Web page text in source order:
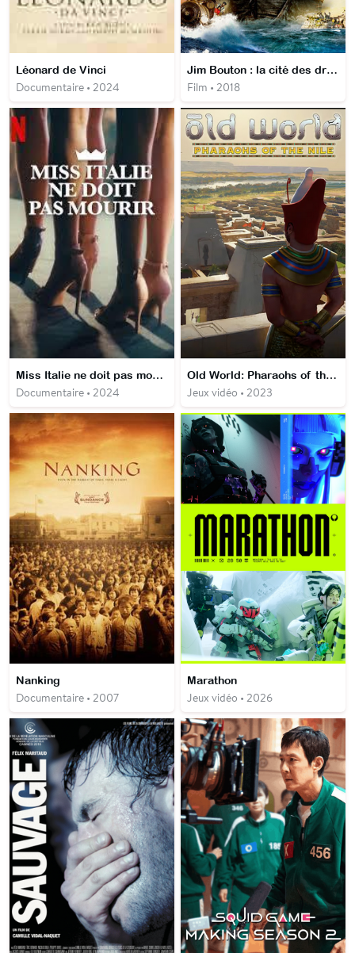
Léonard de Vinci
Documentaire • 2024
Jim Bouton : la cité des dragons
Film • 2018
Miss Italie ne doit pas mourir
Documentaire • 2024
Old World: Pharaohs of the Nile
Jeux vidéo • 2023
Nanking
Documentaire • 2007
Marathon
Jeux vidéo • 2026